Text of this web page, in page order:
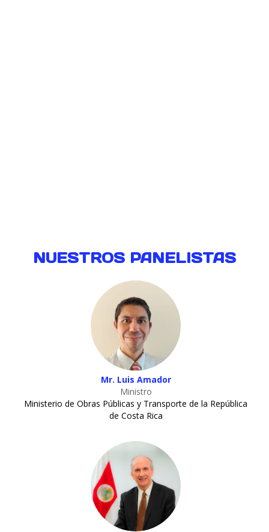
NUESTROS PANELISTAS
Mr. Luis Amador
Ministro
Ministerio de Obras Públicas y Transporte de la República
de Costa Rica